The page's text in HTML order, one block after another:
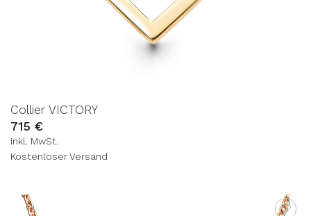
Collier VICTORY
715 €
inkl. MwSt.
Kostenloser Versand